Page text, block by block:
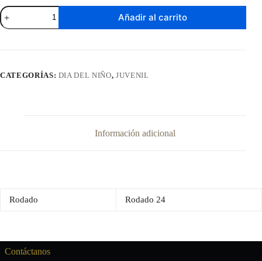
Bicicleta
Baccio
Alpina
Añadir al carrito
CATEGORÍAS: DIA DEL NIÑO, JUVENIL
Información adicional
Rodado Rodado 24
Contáctanos